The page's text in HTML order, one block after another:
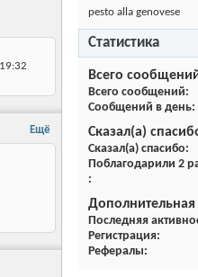
19:32
Ещё
pesto alla genovese
Статистика
Всего
Всего сообщений
Сообщений в день
Сказал(а)
Сказал(а) спасибо
Поблагодарили 2
Последняя
Регистрация
Рефералы